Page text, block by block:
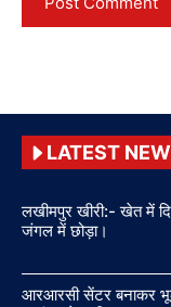
LATEST
लखीमपुर खीरी:- खेत में
जंगल में छोड़ा।
आरआरसी सेंटर बनाकर